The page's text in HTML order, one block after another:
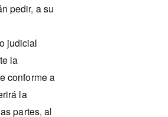
pedir, a su
judicial
la
conforme a
la
partes, al